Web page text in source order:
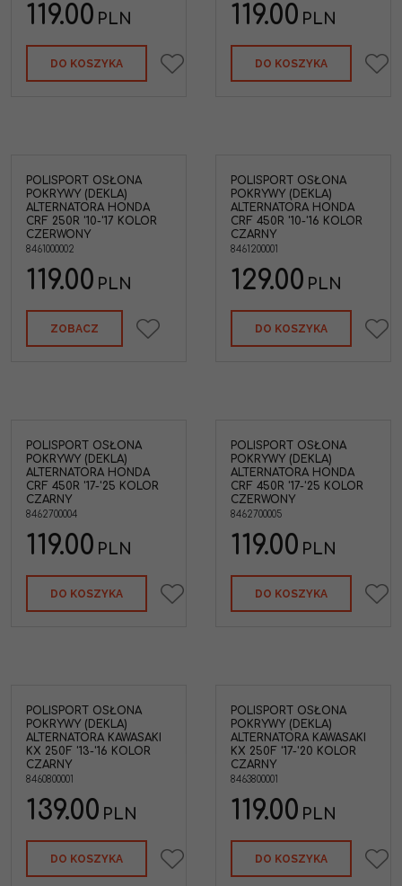
119.00 PLN
DO KOSZYKA
119.00 PLN
DO KOSZYKA
POLISPORT OSŁONA
POKRYWY (DEKLA)
ALTERNATORA HONDA
CRF 250R '10-'17 KOLOR
CZERWONY
8461000002
119.00 PLN
ZOBACZ
POLISPORT OSŁONA
POKRYWY (DEKLA)
ALTERNATORA HONDA
CRF 450R '10-'16 KOLOR
CZARNY
8461200001
129.00 PLN
DO KOSZYKA
POLISPORT OSŁONA
POKRYWY (DEKLA)
ALTERNATORA HONDA
CRF 450R '17-'25 KOLOR
CZARNY
8462700004
119.00 PLN
DO KOSZYKA
POLISPORT OSŁONA
POKRYWY (DEKLA)
ALTERNATORA HONDA
CRF 450R '17-'25 KOLOR
CZERWONY
8462700005
119.00 PLN
DO KOSZYKA
POLISPORT OSŁONA
POKRYWY (DEKLA)
ALTERNATORA KAWASAKI
KX 250F '13-'16 KOLOR
CZARNY
8460800001
139.00 PLN
DO KOSZYKA
POLISPORT OSŁONA
POKRYWY (DEKLA)
ALTERNATORA KAWASAKI
KX 250F '17-'20 KOLOR
CZARNY
8463800001
119.00 PLN
DO KOSZYKA